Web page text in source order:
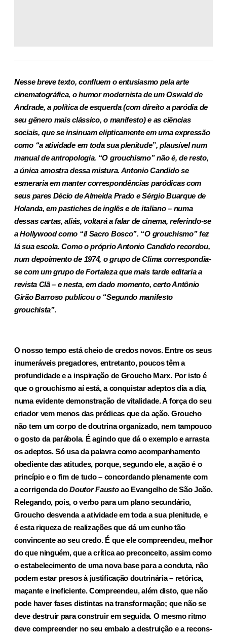
Nesse breve texto, confluem o entusiasmo pela arte
cinematográfica, o humor modernista de um Oswald de
Andrade, a política de esquerda (com direito a paródia de
seu gênero mais clássico, o manifesto) e as ciências
sociais, que se insinuam elipticamente em uma expressão
como “a atividade em toda sua plenitude”, plausível num
manual de antropologia. “O grouchismo” não é, de resto,
a única amostra dessa mistura. Antonio Candido se
esmeraria em manter correspondências paródicas com
seus pares Décio de Almeida Prado e Sérgio Buarque de
Holanda, em pastiches de inglês e de italiano – numa
dessas cartas, aliás, voltará a falar de cinema, referindo-se
a Hollywood como “il Sacro Bosco”. “O grouchismo” fez
lá sua escola. Como o próprio Antonio Candido recordou,
num depoimento de 1974, o grupo de Clima correspondia-
se com um grupo de Fortaleza que mais tarde editaria a
revista Clã – e nesta, em dado momento, certo Antônio
Girão Barroso publicou o “Segundo manifesto
grouchista”.
O nosso tempo está cheio de credos novos. Entre os seus
inumeráveis pre­gadores, entretanto, poucos têm a
profundidade e a inspiração de Groucho Marx. Por isto é
que o grouchismo aí está, a conquistar adeptos dia a dia,
numa evidente demonstração de vitalidade. A força do seu
criador vem menos das prédicas que da ação. Groucho
não tem um corpo de dou­trina organizado, nem tampouco
o gosto da parábola. É agindo que dá o exemplo e arrasta
os adeptos. Só usa da palavra como acompanhamento
obediente das atitudes, porque, segundo ele, a ação é o
princípio e o fim de tudo – concordando plenamente com
a corrigenda doDoutor Faustoao Evangelho de São João.
Relegando, pois, o verbo para um plano secun­dário,
Groucho desvenda a atividade em toda a sua plenitude, e
é esta riqueza de realizações que dá um cunho tão
convincente ao seu credo. É que ele compreendeu, melhor
do que ninguém, que a crítica ao precon­ceito, assim como
o estabelecimento de uma nova base para a conduta, não
podem estar presos à justificação doutrinária – retórica,
maçante e ineficiente. Compreendeu, além disto, que não
pode haver fases distintas na transformação; que não se
deve destruir para construir em seguida. O mesmo ritmo
deve compreender no seu embalo a destruição e a recons­